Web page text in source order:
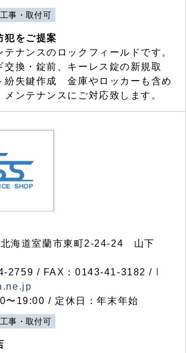
工事・取付可
犯をご提案
ナンスのロックフィールドです。
交換・錠前、キーレス錠の新規取
失鍵作成 金庫やロッカーも含め
ンテナンスにご対応致します。
海道室蘭市東町2-24-24 山下
2759 / FAX：0143-41-3182 /
〜19:00 / 定休日：年末年始
工事・取付可